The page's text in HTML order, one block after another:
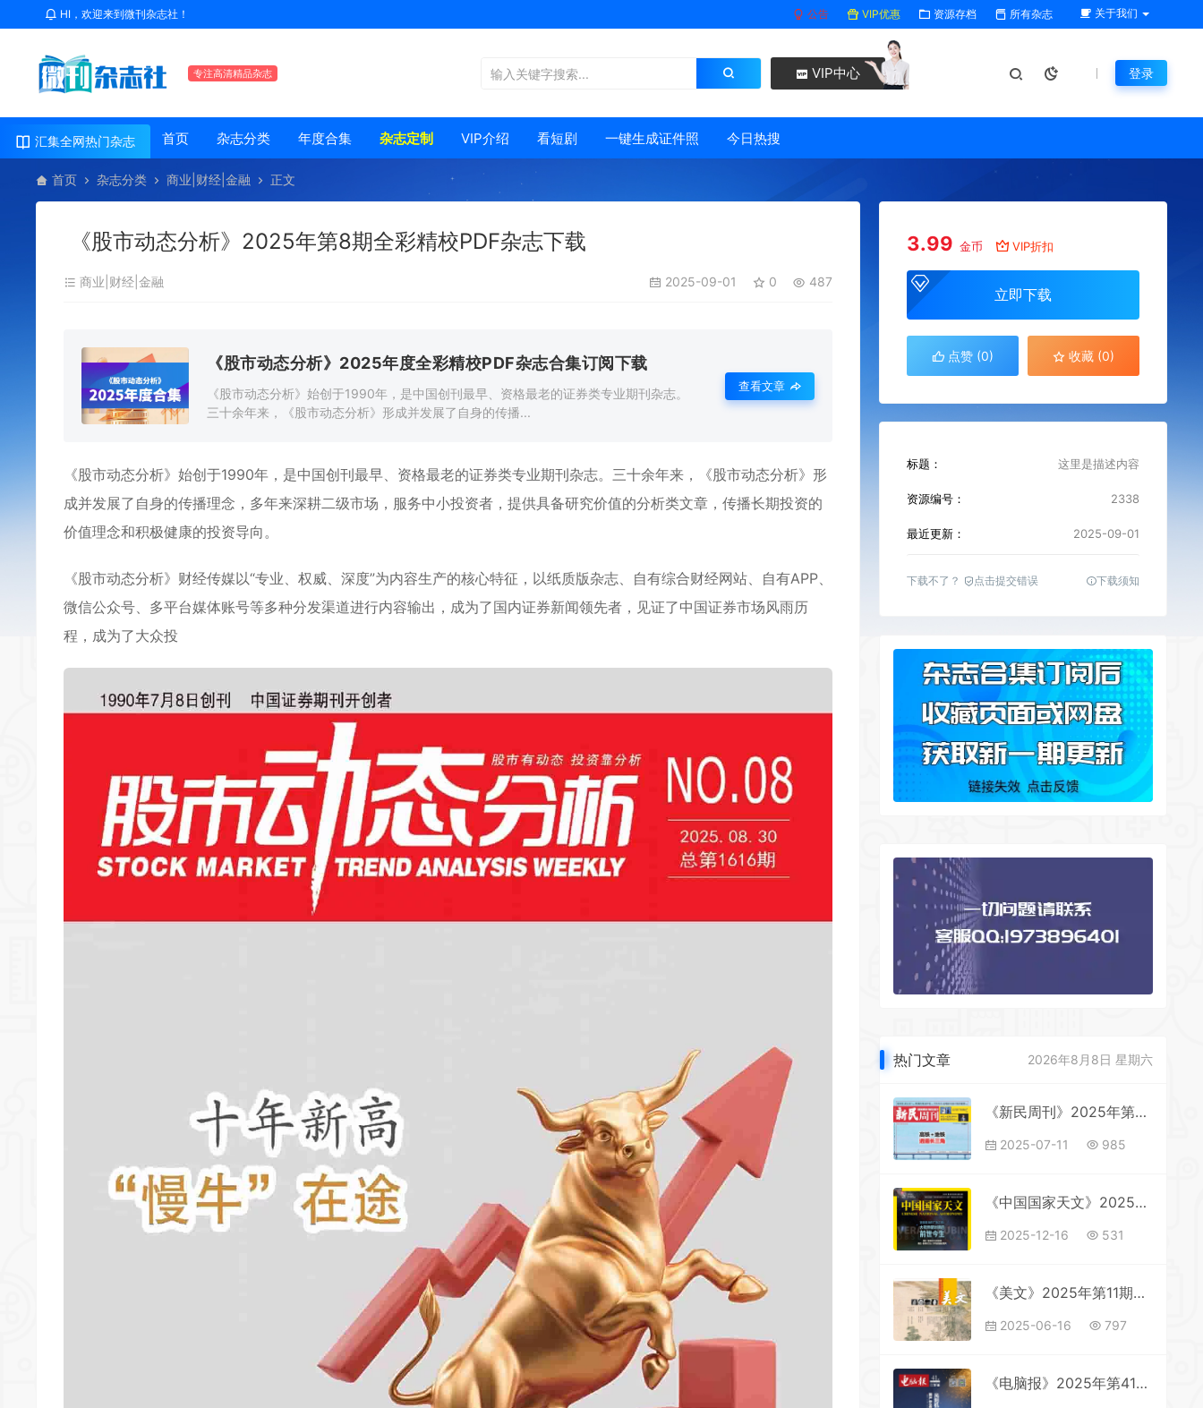
HI，欢迎来到微刊杂志社！ 公告 VIP优惠 资源存档 所有杂志 关于我们
专注高清精品杂志 VIP中心 登录
汇集全网热门杂志 首页 杂志分类 年度合集 杂志定制 VIP介绍 看短剧 一键生成证件照 今日热搜
首页 杂志分类 商业|财经|金融 正文
《股市动态分析》2025年第8期全彩精校PDF杂志下载
商业|财经|金融 2025-09-01 0 487
《股市动态分析》2025年度全彩精校PDF杂志合集订阅下载
《股市动态分析》始创于1990年，是中国创刊最早、资格最老的证券类专业期刊杂志。
三十余年来，《股市动态分析》形成并发展了自身的传播...
查看文章
《股市动态分析》始创于1990年，是中国创刊最早、资格最老的证券类专业期刊杂志。三十余年来，《股市动态分析》形
成并发展了自身的传播理念，多年来深耕二级市场，服务中小投资者，提供具备研究价值的分析类文章，传播长期投资的
价值理念和积极健康的投资导向。
《股市动态分析》财经传媒以“专业、权威、深度”为内容生产的核心特征，以纸质版杂志、自有综合财经网站、自有APP、
微信公众号、多平台媒体账号等多种分发渠道进行内容输出，成为了国内证券新闻领先者，见证了中国证券市场风雨历
程，成为了大众投
3.99 金币 VIP折扣
立即下载
点赞 (0) 收藏 (0)
标题： 这里是描述内容
资源编号： 2338
最近更新： 2025-09-01
下载不了？ 点击提交错误 下载须知
热门文章 2026年8月8日 星期六
《新民周刊》2025年第22期全彩精校PDF杂志下载
2025-07-11 985
《中国国家天文》2025年第10期全彩精校PDF杂志下载
2025-12-16 531
《美文》2025年第11期全彩精校PDF杂志下载
2025-06-16 797
《电脑报》2025年第41期全彩精校PDF杂志下载